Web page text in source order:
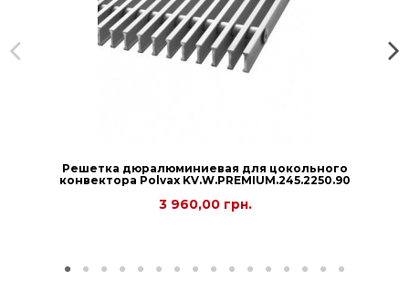
Решетка дюралюминиевая для цокольного
конвектора Рolvax KV.W.PREMIUM.245.2250.90
3 960,00 грн.